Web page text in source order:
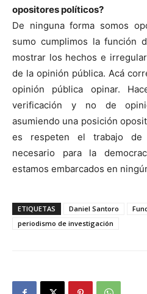
opositores políticos?
De ninguna forma somos
sumo cumplimos la función
mostrar los hechos e
de la opinión pública. Acá
opinión pública opinar.
verificación y no de
asumiendo una posición
es respeten el trabajo
necesario para la
estamos embarcados en
ETIQUETAS Daniel Santoro
periodismo de investigación